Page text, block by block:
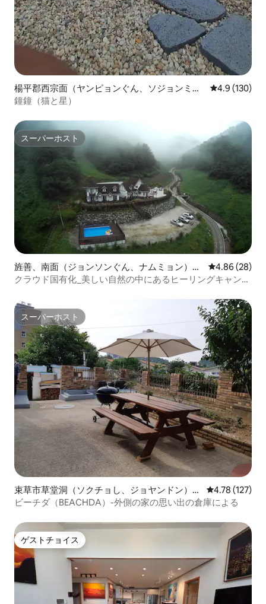
楊平郡西宗面（ヤンピョンぐん、ソジョンミョ
ン）のペンション
レビュー130
4.9 (130)
鐘鐘（猫と星）
スーパーホスト
スーパーホスト
旌善、南面（ジョンソンぐん、ナムミョン）の
ペンション
レビュー28
4.86 (28)
クラウド国有化_美しい自然の中にあるヒーリングキャンキ
スーパーホスト
スーパーホスト
束草市草堂洞（ソクチョし、ジョヤンドン）の
ペンション
レビュー127
4.78 (127)
ビーチダ（BEACHDA）-外側の家の思い出の倉庫による
ゲストチョイス
ゲストチョイス